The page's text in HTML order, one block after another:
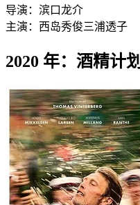
导演： 滨口龙介
主演： 西岛秀俊三浦透子
2020 年：酒精计划